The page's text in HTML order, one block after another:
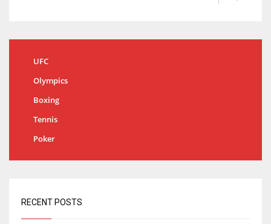
UFC
Olympics
Boxing
Tennis
Poker
RECENT POSTS